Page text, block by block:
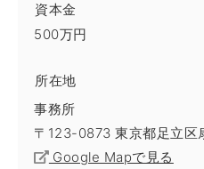
資本金
500万円
所在地
事務所
〒123-0873 東京都足立区
Google Mapで見る